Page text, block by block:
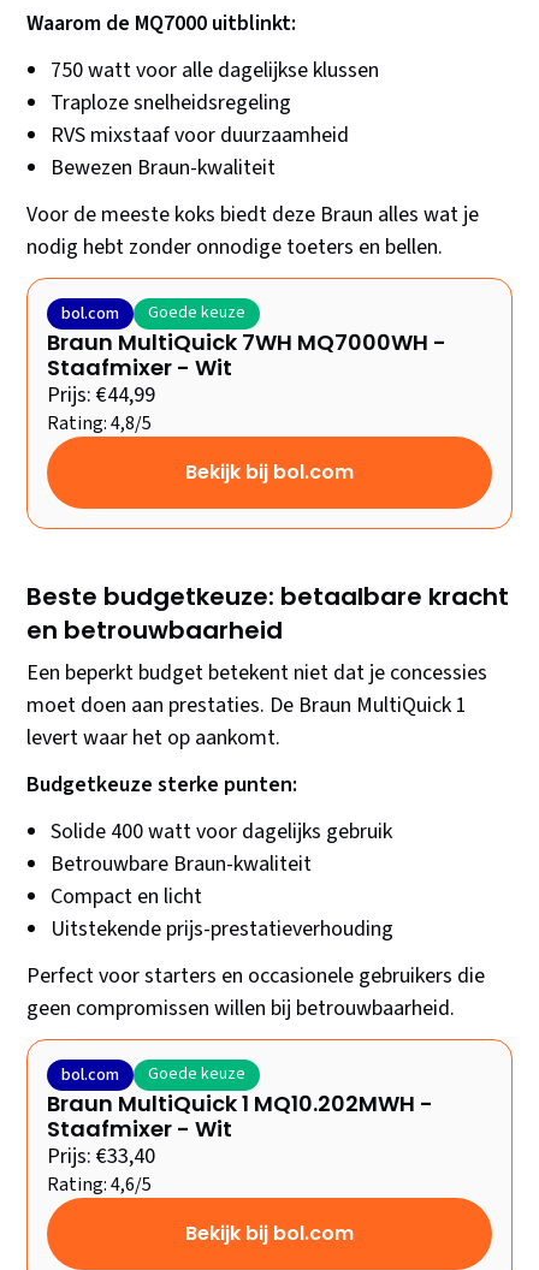
Waarom de MQ7000 uitblinkt:
750 watt voor alle dagelijkse klussen
Traploze snelheidsregeling
RVS mixstaaf voor duurzaamheid
Bewezen Braun-kwaliteit
Voor de meeste koks biedt deze Braun alles wat je
nodig hebt zonder onnodige toeters en bellen.
bol.com Goede keuze
Braun MultiQuick 7WH MQ7000WH -
Staafmixer - Wit
Prijs: €44,99
Rating: 4,8/5
Bekijk bij bol.com
Beste budgetkeuze: betaalbare kracht
en betrouwbaarheid
Een beperkt budget betekent niet dat je concessies
moet doen aan prestaties. De Braun MultiQuick 1
levert waar het op aankomt.
Budgetkeuze sterke punten:
Solide 400 watt voor dagelijks gebruik
Betrouwbare Braun-kwaliteit
Compact en licht
Uitstekende prijs-prestatieverhouding
Perfect voor starters en occasionele gebruikers die
geen compromissen willen bij betrouwbaarheid.
bol.com Goede keuze
Braun MultiQuick 1 MQ10.202MWH -
Staafmixer - Wit
Prijs: €33,40
Rating: 4,6/5
Bekijk bij bol.com